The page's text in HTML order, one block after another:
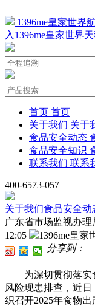
1396me皇家世界
入1396me皇家世界
首页 首页
关于我们 关于
食品安全动态
食品安全知识
联系我们 联系
400-6573-057
关于我们食品安全动
广东省市场监视办
12:05
1396me皇家
分享到：
为深切贯彻落实
风险现患排查，近
织召开2025年食物